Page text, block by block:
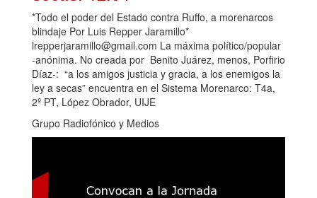
*Todo el poder del Estado contra Ruffo, a morenarcos
blindaje Por Luis Repper Jaramillo*
lrepperjaramillo@gmail.com La máxima político/popular
-anónima. No creada por Benito Juárez, menos, Porfirio
Díaz-: “a los amigos justicia y gracia, a los enemigos la
ley a secas” encuentra en el Sistema Morenarco: T4a,
2º PT, López Obrador, UIJE
Grupo Radiofónico y Medios